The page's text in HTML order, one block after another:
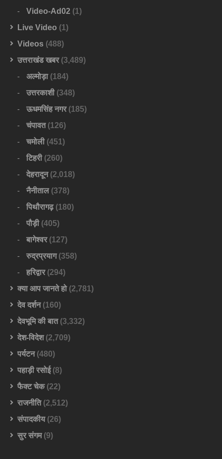
Video-Ad02 (1)
Live Video (1)
Videos (488)
उत्तराखंड खबर(3,489)
अल्मोड़ा(184)
उत्तरकाशी(348)
ऊधमसिंह नगर(185)
चंपावत(126)
चमोली(451)
टिहरी(260)
देहरादून(2,018)
नैनीताल(378)
पिथौरागढ़(180)
पौड़ी(405)
बागेश्वर(127)
रुद्रप्रयाग(358)
हरिद्वार(294)
क्या आप जानते हो(2,781)
देव दर्शन(160)
देवभूमि की बात(3,332)
देश-विदेश(2,709)
पर्यटन(480)
पहाड़ी रसोई(8)
फैक्ट चेक(22)
राजनीति(2,512)
संपादकीय(26)
सुर संगम(9)